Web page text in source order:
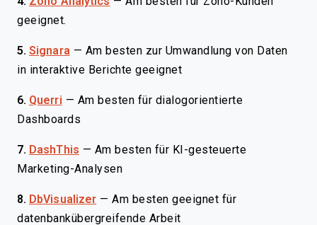
geeignet.
5. Signara — Am besten zur Umwandlung von Daten
in interaktive Berichte geeignet
6. Querri — Am besten für dialogorientierte
Dashboards
7. DashThis — Am besten für KI-gesteuerte
Marketing-Analysen
8. DbVisualizer —Am besten geeignet für
datenbankübergreifende Arbeit